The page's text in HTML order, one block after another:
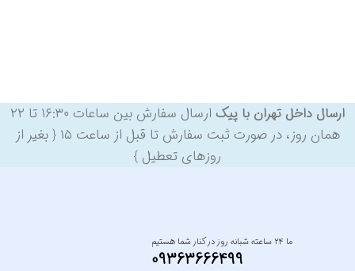
ارسال داخل تهران با پیک
ارسال سفارش بین ساعات ۱۶:۳۰ تا ۲۲
همان روز، در صورت ثبت سفارش تا قبل از ساعت ۱۵ { بغیر از
روزهای تعطیل }
ما ۲۴ ساعته شبانه روز در کنار شما هستیم
09363666499